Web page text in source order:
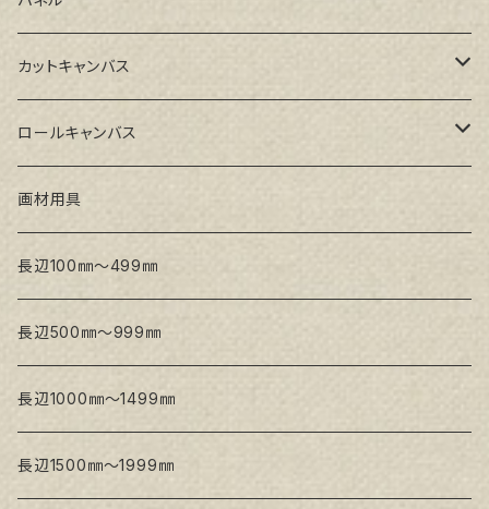
GAERA GLC(中目)
トークロ イエロー(中目)
トークロ 赤SP(中目)
Snow White SPC(中目)
Paulo木枠
ラワンパネル
シナパネル
カットキャンバス
GAERA F(中細目)
GAERA BA(中荒目)
Snow White SPC(中目)
Snow White SLA(中目)
ロールキャンバス
GAERA F(中細目) / BA(中荒目)
Snow White SLA(中目)
Snow White SLH(中太目)
Snow White SPC(中目)
トークロ イエロー
画材用具
長辺100㎜～499㎜
長辺500㎜～999㎜
長辺1000㎜～1499㎜
長辺1500㎜～1999㎜